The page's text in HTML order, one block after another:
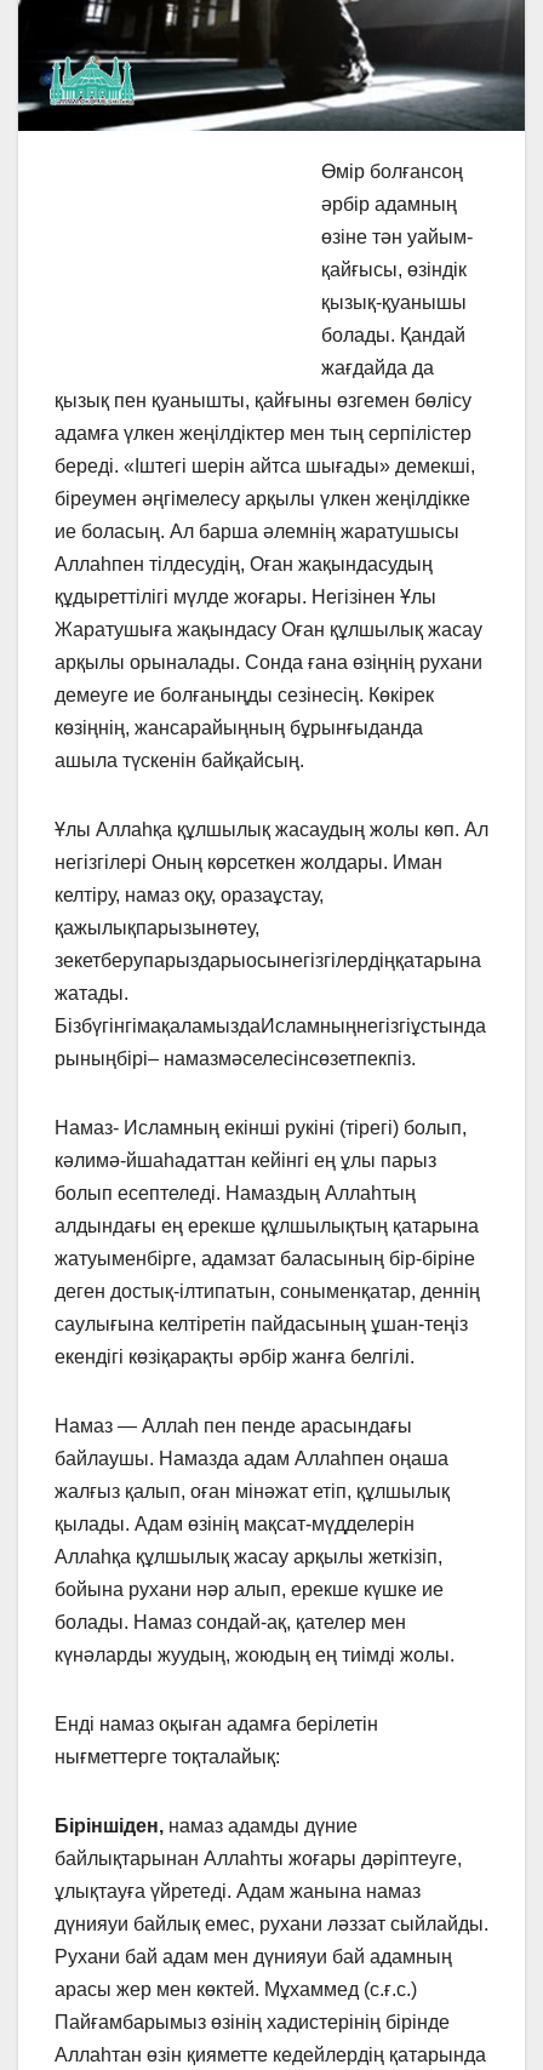
Өмір болғансоң
әрбір адамның
өзіне тән уайым-
қайғысы, өзіндік
қызық-қуанышы
болады. Қандай
жағдайда да
қызық пен қуанышты, қайғыны өзгемен бөлісу
адамға үлкен жеңілдіктер мен тың серпілістер
береді. «Іштегі шерін айтса шығады» демекші,
біреумен әңгімелесу арқылы үлкен жеңілдікке
ие боласың. Ал барша әлемнің жаратушысы
Аллаһпен тілдесудің, Оған жақындасудың
құдыреттілігі мүлде жоғары. Негізінен Ұлы
Жаратушыға жақындасу Оған құлшылық жасау
арқылы орыналады. Сонда ғана өзіңнің рухани
демеуге ие болғаныңды сезінесің. Көкірек
көзіңнің, жансарайыңның бұрынғыданда
ашыла түскенін байқайсың.
Ұлы Аллаһқа құлшылық жасаудың жолы көп. Ал
негізгілері Оның көрсеткен жолдары. Иман
келтіру, намаз оқу, оразаұстау,
қажылықпарызынөтеу,
зекетберупарыздарыосынегізгілердіңқатарына
жатады.
БізбүгінгімақаламыздаИсламныңнегізгіұстында
рыныңбірі– намазмәселесінсөзетпекпіз.
Намаз- Исламның екінші рукіні (тірегі) болып,
кәлимә-йшаһадаттан кейінгі ең ұлы парыз
болып есептеледі. Намаздың Аллаһтың
алдындағы ең ерекше құлшылықтың қатарына
жатуыменбірге, адамзат баласының бір-біріне
деген достық-ілтипатын, соныменқатар, деннің
саулығына келтіретін пайдасының ұшан-теңіз
екендігі көзіқарақты әрбір жанға белгілі.
Намаз — Аллаһ пен пенде арасындағы
байлаушы. Намазда адам Аллаһпен оңаша
жалғыз қалып, оған мінәжат етіп, құлшылық
қылады. Адам өзінің мақсат-мүдделерін
Аллаһқа құлшылық жасау арқылы жеткізіп,
бойына рухани нәр алып, ерекше күшке ие
болады. Намаз сондай-ақ, қателер мен
күнәларды жуудың, жоюдың ең тиімді жолы.
Енді намаз оқыған адамға берілетін
нығметтерге тоқталайық:
Біріншіден, намаз адамды дүние
байлықтарынан Аллаһты жоғары дәріптеуге,
ұлықтауға үйретеді. Адам жанына намаз
дүнияуи байлық емес, рухани ләззат сыйлайды.
Рухани бай адам мен дүнияуи бай адамның
арасы жер мен көктей. Мұхаммед (с.ғ.с.)
Пайғамбарымыз өзінің хадистерінің бірінде
Аллаһтан өзін қияметте кедейлердің қатарында